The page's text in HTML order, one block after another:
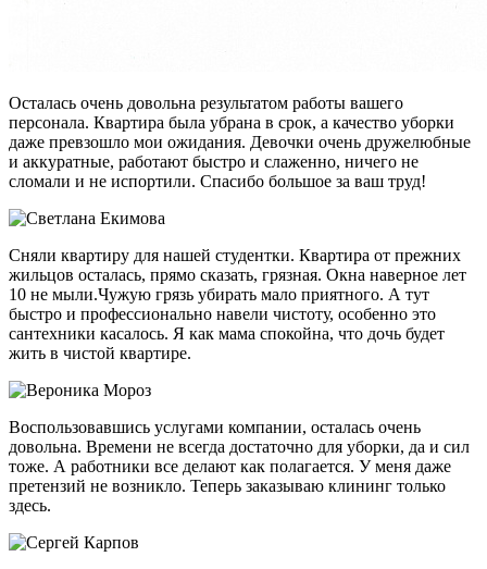
Осталась очень довольна результатом работы вашего
персонала. Квартира была убрана в срок, а качество уборки
даже превзошло мои ожидания. Девочки очень дружелюбные
и аккуратные, работают быстро и слаженно, ничего не
сломали и не испортили. Спасибо большое за ваш труд!
Сняли квартиру для нашей студентки. Квартира от прежних
жильцов осталась, прямо сказать, грязная. Окна наверное лет
10 не мыли.Чужую грязь убирать мало приятного. А тут
быстро и профессионально навели чистоту, особенно это
сантехники касалось. Я как мама спокойна, что дочь будет
жить в чистой квартире.
Воспользовавшись услугами компании, осталась очень
довольна. Времени не всегда достаточно для уборки, да и сил
тоже. А работники все делают как полагается. У меня даже
претензий не возникло. Теперь заказываю клининг только
здесь.